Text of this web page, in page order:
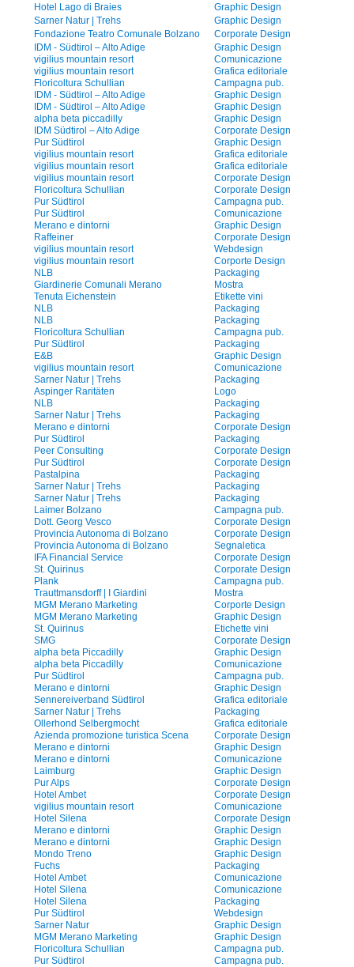
Hotel Lago di Braies
Graphic Design
Sarner Natur | Trehs
Graphic Design
Fondazione Teatro Comunale Bolzano
Corporate Design
IDM - Südtirol – Alto Adige
Graphic Design
vigilius mountain resort
Comunicazione
vigilius mountain resort
Grafica editoriale
Floricoltura Schullian
Campagna pub.
IDM - Südtirol – Alto Adige
Graphic Design
IDM - Südtirol – Alto Adige
Graphic Design
alpha beta piccadilly
Graphic Design
IDM Südtirol – Alto Adige
Corporate Design
Pur Südtirol
Graphic Design
vigilius mountain resort
Grafica editoriale
vigilius mountain resort
Grafica editoriale
vigilius mountain resort
Corporate Design
Floricoltura Schullian
Corporate Design
Pur Südtirol
Campagna pub.
Pur Südtirol
Comunicazione
Merano e dintorni
Graphic Design
Raffeiner
Corporate Design
vigilius mountain resort
Webdesign
vigilius mountain resort
Corporte Design
NLB
Packaging
Giardinerie Comunali Merano
Mostra
Tenuta Eichenstein
Etikette vini
NLB
Packaging
NLB
Packaging
Floricoltura Schullian
Campagna pub.
Pur Südtirol
Packaging
E&B
Graphic Design
vigilius mountain resort
Comunicazione
Sarner Natur | Trehs
Packaging
Aspinger Raritäten
Logo
NLB
Packaging
Sarner Natur | Trehs
Packaging
Merano e dintorni
Corporate Design
Pur Südtirol
Packaging
Peer Consulting
Corporate Design
Pur Südtirol
Corporate Design
Pastalpina
Packaging
Sarner Natur | Trehs
Packaging
Sarner Natur | Trehs
Packaging
Laimer Bolzano
Campagna pub.
Dott. Georg Vesco
Corporate Design
Provincia Autonoma di Bolzano
Corporate Design
Provincia Autonoma di Bolzano
Segnaletica
IFA Financial Service
Corporate Design
St. Quirinus
Corporate Design
Plank
Campagna pub.
Trauttmansdorff | I Giardini
Mostra
MGM Merano Marketing
Corporte Design
MGM Merano Marketing
Graphic Design
St. Quirinus
Etichette vini
SMG
Corporate Design
alpha beta Piccadilly
Graphic Design
alpha beta Piccadilly
Comunicazione
Pur Südtirol
Campagna pub.
Merano e dintorni
Graphic Design
Sennereiverband Südtirol
Grafica editoriale
Sarner Natur | Trehs
Packaging
Ollerhond Selbergmocht
Grafica editoriale
Azienda promozione turistica Scena
Corporate Design
Merano e dintorni
Graphic Design
Merano e dintorni
Comunicazione
Laimburg
Graphic Design
Pur Alps
Corporate Design
Hotel Ambet
Corporate Design
vigilius mountain resort
Comunicazione
Hotel Silena
Corporate Design
Merano e dintorni
Graphic Design
Merano e dintorni
Graphic Design
Mondo Treno
Graphic Design
Fuchs
Packaging
Hotel Ambet
Comunicazione
Hotel Silena
Comunicazione
Hotel Silena
Packaging
Pur Südtirol
Webdesign
Sarner Natur
Graphic Design
MGM Merano Marketing
Graphic Design
Floricoltura Schullian
Campagna pub.
Pur Südtirol
Campagna pub.